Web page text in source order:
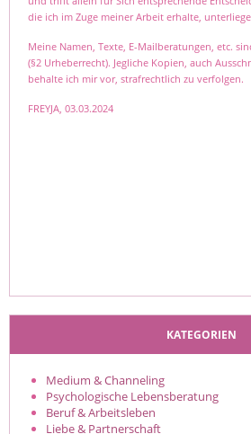
die ich im Zuge meiner Arbeit erhalte,
Meine Namen, Texte, E-Mailberatungen, etc.
(§2 Urheberrecht). Jegliche Kopien, auch
behalte ich mir vor, strafrechtlich zu verfolgen.
FREYJA, 03.03.2024
KATEGORIEN
Medium & Channeling
Psychologische Lebensberatung
Beruf & Arbeitsleben
Liebe & Partnerschaft